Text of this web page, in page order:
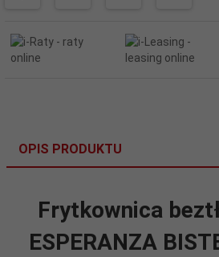
OPIS PRODUKTU
Frytkownica
ESPERANZA